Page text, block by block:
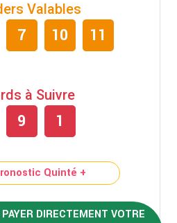
Valables
7 10 11
à Suivre
9 1
Quinté +
DIRECTEMENT VOTRE